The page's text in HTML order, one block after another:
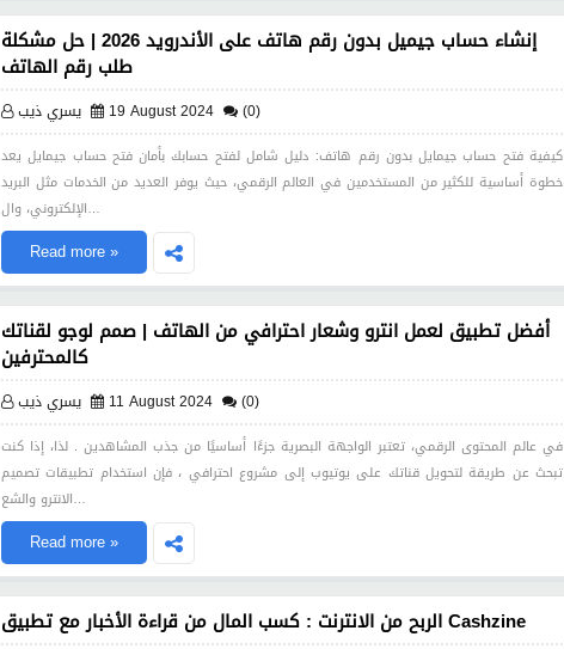
إنشاء حساب جيميل بدون رقم هاتف على الأندرويد 2026 | حل مشكلة
طلب رقم الهاتف
يسري ذيب 19 August 2024 (0)
كيفية فتح حساب جيمايل بدون رقم هاتف: دليل شامل لفتح حسابك بأمان فتح حساب جيمايل يعد
خطوة أساسية للكثير من المستخدمين في العالم الرقمي، حيث يوفر العديد من الخدمات مثل البريد
الإلكتروني، وال…
Read more »
أفضل تطبيق لعمل انترو وشعار احترافي من الهاتف | صمم لوجو لقناتك
كالمحترفين
يسري ذيب 11 August 2024 (0)
في عالم المحتوى الرقمي، تعتبر الواجهة البصرية جزءًا أساسيًا من جذب المشاهدين . لذا، إذا كنت
تبحث عن طريقة لتحويل قناتك على يوتيوب إلى مشروع احترافي ، فإن استخدام تطبيقات تصميم
الانترو والشع…
Read more »
الربح من الانترنت : كسب المال من قراءة الأخبار مع تطبيق Cashzine